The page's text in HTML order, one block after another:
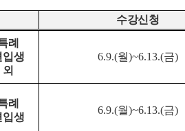
수강신청
례
입생
외
6.9.(월)~6.13.(금)
례
입생
6.9.(월)~6.13.(금)